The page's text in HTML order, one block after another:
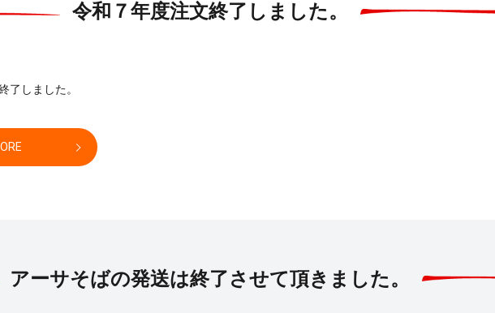
令和７年度注文終了しました。
了しました。
アーサそばの発送は終了させて頂きました。